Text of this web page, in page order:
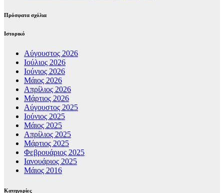
Πρόσφατα σχόλια
Ιστορικό
Αύγουστος 2026
Ιούλιος 2026
Ιούνιος 2026
Μάιος 2026
Απρίλιος 2026
Μάρτιος 2026
Αύγουστος 2025
Ιούνιος 2025
Μάιος 2025
Απρίλιος 2025
Μάρτιος 2025
Φεβρουάριος 2025
Ιανουάριος 2025
Μάιος 2016
Kατηγορίες